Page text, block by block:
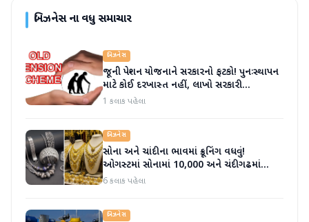
બિઝનેસના વધુ સમાચાર
બિઝનેસ
જૂની પેન્શન યોજનાને સરકારનો ફટકો! પુનઃસ્થાપન
માટે કોઈ દરખાસ્ત નહીં, લાખો સરકારી
કર્મચારીઓની આશાઓ પર પાણી ફરી વળ્યું
1 કલાક પહેલા
બિઝનેસ
સોના અને ચાંદીના ભાવમાં ક્રૂનિંગ વધવું!
ઓગસ્ટમાં સોનામાં 10,000 અને ચંદીગઢમાં
20,000 મોટી સંખ્યામાં વધારો થયો
6 કલાક પહેલા
બિઝનેસ